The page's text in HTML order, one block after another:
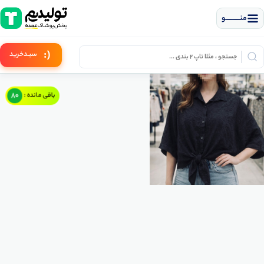
منــــــــــــو
(: سبـدخرید
باقی مانده : 80